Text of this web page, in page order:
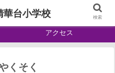
アクセス
くそく
華台小学校 検索